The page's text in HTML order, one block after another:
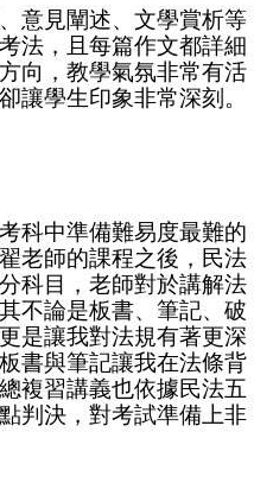
意見闡述、文學賞析等
法，且每篇作文都詳細
向，教學氣氛非常有活
讓學生印象非常深刻。
科中準備難易度最難的
老師的課程之後，民法
科目，老師對於講解法
不論是板書、筆記、破
是讓我對法規有著更深
書與筆記讓我在法條背
複習講義也依據民法五
判決，對考試準備上非